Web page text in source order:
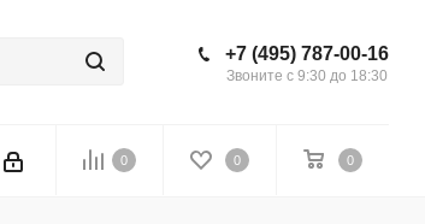
+7 (495) 787-00-16
Звоните с 9:30 до 18:30
0 0 0